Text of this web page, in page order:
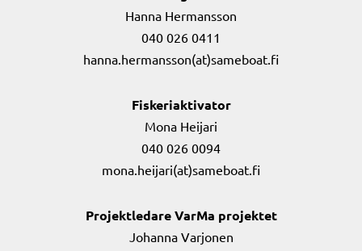
Hanna Hermansson
040 026 0411
hanna.hermansson(at)sameboat.fi
Fiskeriaktivator
Mona Heijari
040 026 0094
mona.heijari(at)sameboat.fi
Projektledare VarMa projektet
Johanna Varjonen